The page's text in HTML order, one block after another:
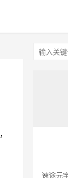
速途元